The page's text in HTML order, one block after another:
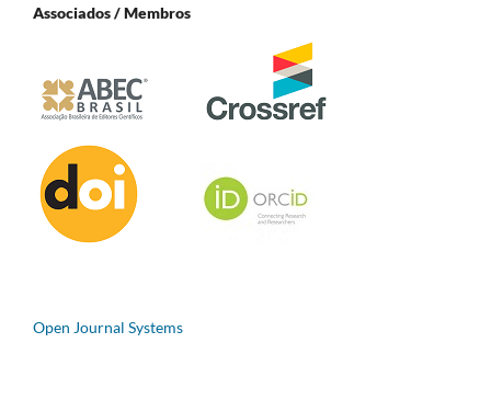
Associados / Membros
Open Journal Systems